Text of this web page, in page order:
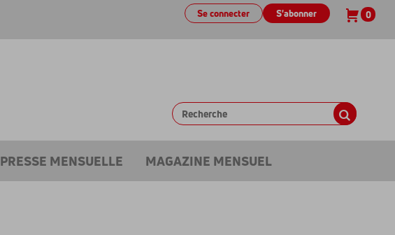
S'abonner
Se connecter 0
PRESSE MENSUELLE MAGAZINE MENSUEL